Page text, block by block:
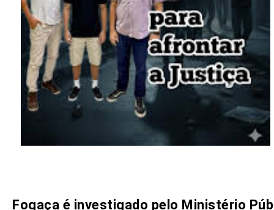
Fogaça é investigado pelo Ministério